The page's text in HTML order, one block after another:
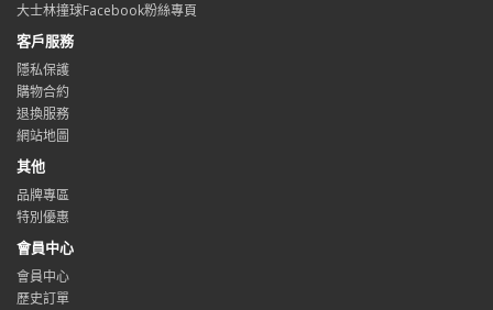
大士林撞球Facebook粉絲專頁
客戶服務
隱私保護
購物合約
退換服務
網站地圖
其他
品牌專區
特別優惠
會員中心
會員中心
歷史訂單